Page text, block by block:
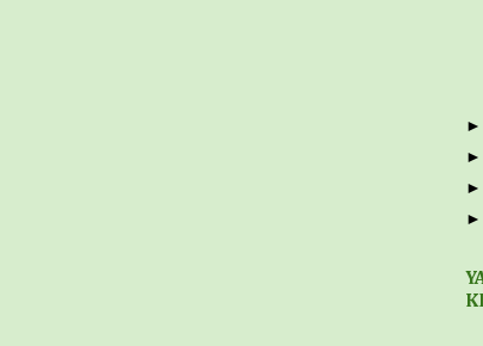
►
►
►
►